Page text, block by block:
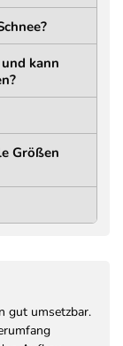
mm
38 mm
kann
Größen
gut umsetzbar.